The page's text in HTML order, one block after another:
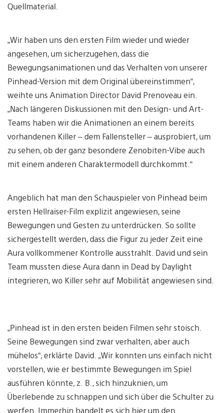
Quellmaterial.
„Wir haben uns den ersten Film wieder und wieder
angesehen, um sicherzugehen, dass die
Bewegungsanimationen und das Verhalten von unserer
Pinhead-Version mit dem Original übereinstimmen“,
weihte uns Animation Director David Prenoveau ein.
„Nach längeren Diskussionen mit den Design- und Art-
Teams haben wir die Animationen an einem bereits
vorhandenen Killer – dem Fallensteller – ausprobiert, um
zu sehen, ob der ganz besondere Zenobiten-Vibe auch
mit einem anderen Charaktermodell durchkommt.“
Angeblich hat man den Schauspieler von Pinhead beim
ersten Hellraiser-Film explizit angewiesen, seine
Bewegungen und Gesten zu unterdrücken. So sollte
sichergestellt werden, dass die Figur zu jeder Zeit eine
Aura vollkommener Kontrolle ausstrahlt. David und sein
Team mussten diese Aura dann in Dead by Daylight
integrieren, wo Killer sehr auf Mobilität angewiesen sind.
„Pinhead ist in den ersten beiden Filmen sehr stoisch.
Seine Bewegungen sind zwar verhalten, aber auch
mühelos“, erklärte David. „Wir konnten uns einfach nicht
vorstellen, wie er bestimmte Bewegungen im Spiel
ausführen könnte, z. B., sich hinzuknien, um
Überlebende zu schnappen und sich über die Schulter zu
werfen. Immerhin handelt es sich hier um den